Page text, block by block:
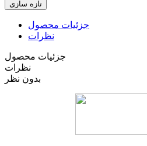
جزئیات محصول
نظرات
جزئیات محصول
نظرات
بدون نظر